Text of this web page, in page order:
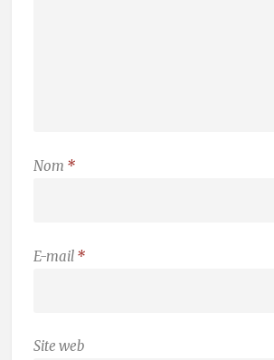
Nom *
E-mail *
Site web